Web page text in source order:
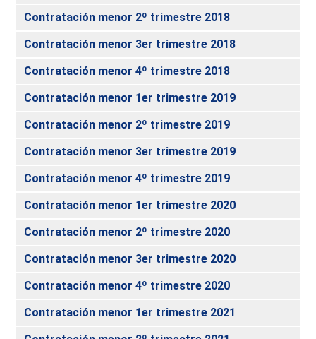
Contratación menor 2º trimestre 2018
Contratación menor 3er trimestre 2018
Contratación menor 4º trimestre 2018
Contratación menor 1er trimestre 2019
Contratación menor 2º trimestre 2019
Contratación menor 3er trimestre 2019
Contratación menor 4º trimestre 2019
Contratación menor 1er trimestre 2020
Contratación menor 2º trimestre 2020
Contratación menor 3er trimestre 2020
Contratación menor 4º trimestre 2020
Contratación menor 1er trimestre 2021